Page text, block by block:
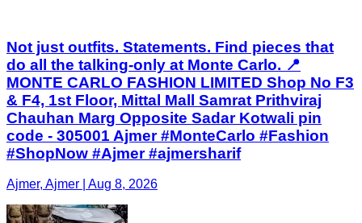
Not just outfits. Statements. Find pieces that
do all the talking-only at Monte Carlo. 📍
MONTE CARLO FASHION LIMITED Shop No F3
& F4, 1st Floor, Mittal Mall Samrat Prithviraj
Chauhan Marg Opposite Sadar Kotwali pin
code - 305001 Ajmer #MonteCarlo #Fashion
#ShopNow #Ajmer #ajmersharif
Ajmer, Ajmer | Aug 8, 2026